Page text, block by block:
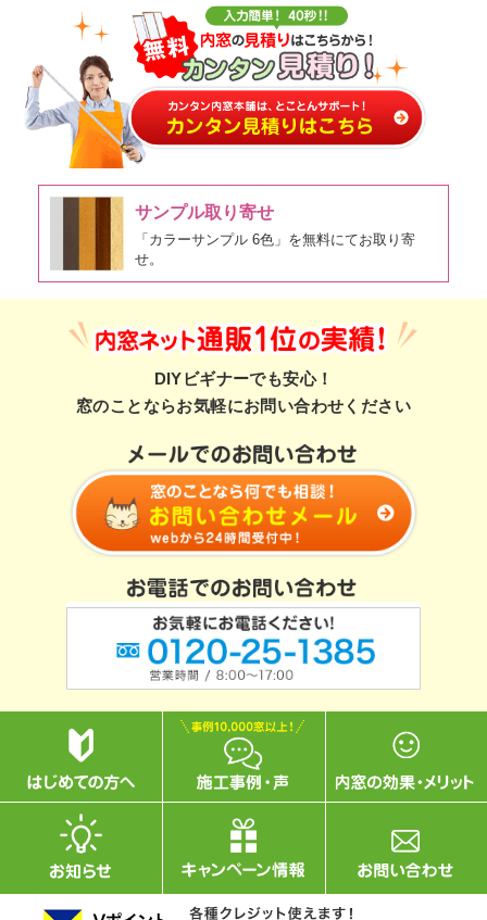
サンプル取り寄せ
「カラーサンプル 6色」を無料にてお取り寄
せ。
DIYビギナーでも安心！
窓のことならお気軽にお問い合わせください